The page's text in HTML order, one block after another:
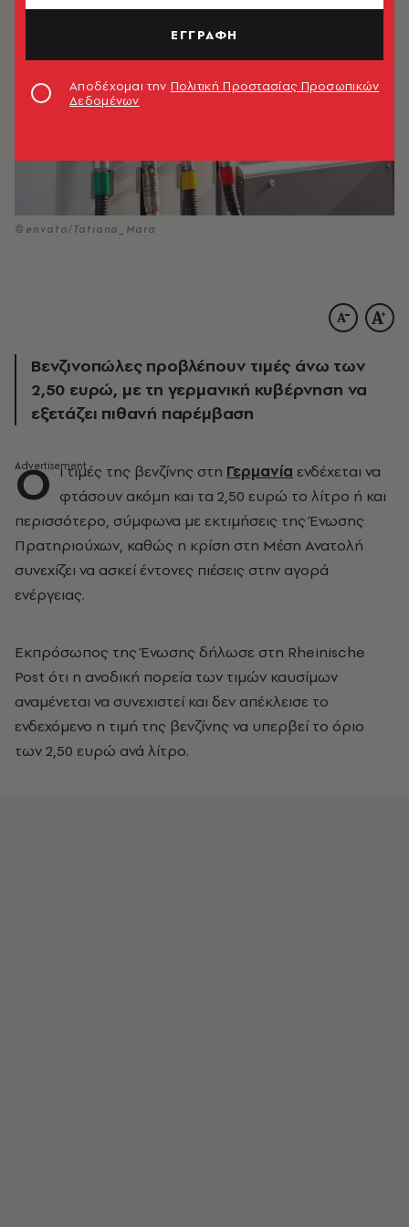
©envato/Tatiana_Mara
Βενζινοπώλες προβλέπουν τιμές άνω των
2,50 ευρώ, με τη γερμανική κυβέρνηση να
εξετάζει πιθανή παρέμβαση
Ο ι τιμές της βενζίνης στη Γερμανία ενδέχεται να
φτάσουν ακόμη και τα 2,50 ευρώ το λίτρο ή και
περισσότερο, σύμφωνα με εκτιμήσεις της Ένωσης
Πρατηριούχων, καθώς η κρίση στη Μέση Ανατολή
συνεχίζει να ασκεί έντονες πιέσεις στην αγορά
ενέργειας.
Εκπρόσωπος της Ένωσης δήλωσε στη Rheinische
Post ότι η ανοδική πορεία των τιμών καυσίμων
αναμένεται να συνεχιστεί και δεν απέκλεισε το
ενδεχόμενο η τιμή της βενζίνης να υπερβεί το όριο
των 2,50 ευρώ ανά λίτρο.
ΕΓΓΡΑΦΗ
Αποδέχομαι την Πολιτική Προστασίας Προσωπικών
Δεδομένων